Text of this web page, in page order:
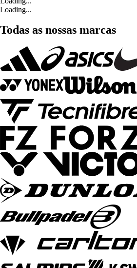
Loading...
Todas as nossas marcas